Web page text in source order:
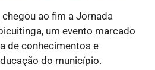
ao fim a Jornada
um evento marcado
de conhecimentos e
do município.